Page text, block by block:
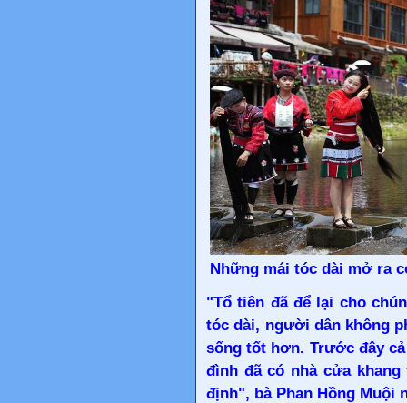
Những mái tóc dài mở ra
"Tổ tiên đã để lại cho
tóc dài, người dân không
sống tốt hơn. Trước đây
đình đã có nhà cửa
định", bà Phan Hồng Muội